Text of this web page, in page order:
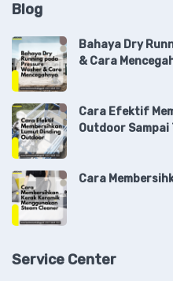
Blog
Bahaya Dry
& Cara
Cara Efektif
Outdoor Sampai
Cara
Service Center